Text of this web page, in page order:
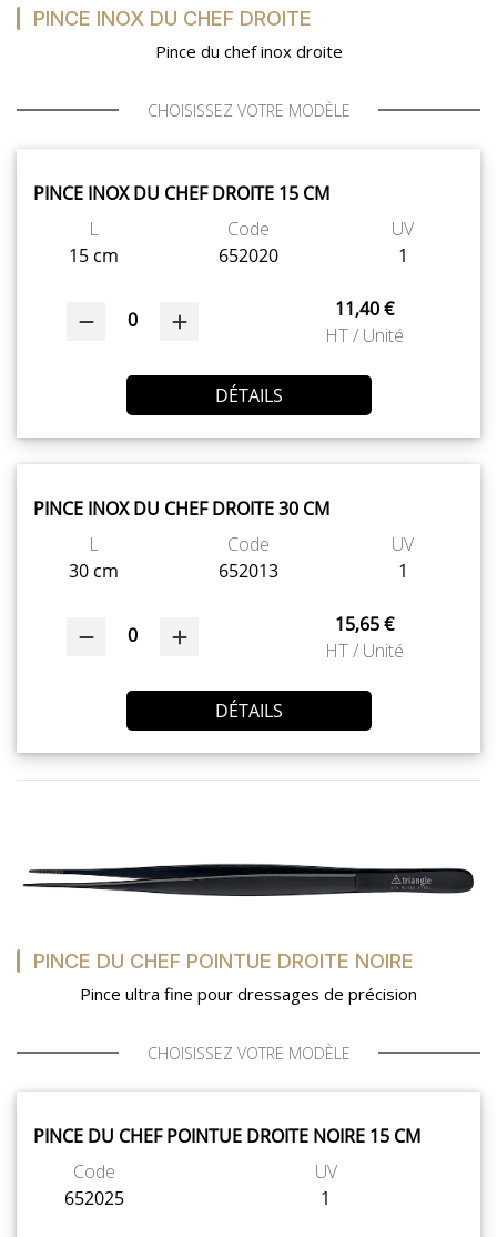
PINCE INOX DU CHEF DROITE
Pince du chef inox droite
CHOISISSEZ VOTRE MODÈLE
PINCE INOX DU CHEF DROITE 15 CM
L
15 cm
Code
652020
UV
1
0
11,40 €
HT / Unité
DÉTAILS
PINCE INOX DU CHEF DROITE 30 CM
L
30 cm
Code
652013
UV
1
0
15,65 €
HT / Unité
DÉTAILS
PINCE DU CHEF POINTUE DROITE NOIRE
Pince ultra fine pour dressages de précision
CHOISISSEZ VOTRE MODÈLE
PINCE DU CHEF POINTUE DROITE NOIRE 15 CM
Code
652025
UV
1